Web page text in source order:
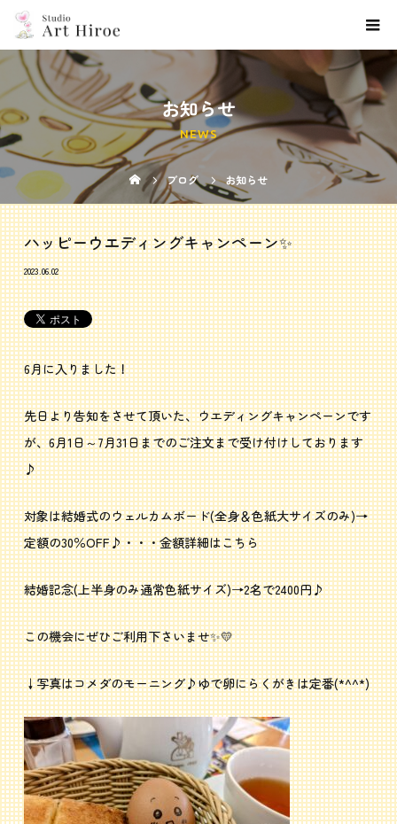
お知らせ
NEWS
ブログ お知らせ
ハッピーウエディングキャンペーン✨
2023.06.02
6月に入りました！
先日より告知をさせて頂いた、ウエディングキャンペーンです
が、6月1日～7月31日までのご注文まで受け付けしております
♪
対象は結婚式のウェルカムボード(全身＆色紙大サイズのみ)→
定額の30％OFF♪・・・金額詳細はこちら
結婚記念(上半身のみ通常色紙サイズ)→2名で2400円♪
この機会にぜひご利用下さいませ✨💛
↓写真はコメダのモーニング♪ゆで卵にらくがきは定番(*^^*)